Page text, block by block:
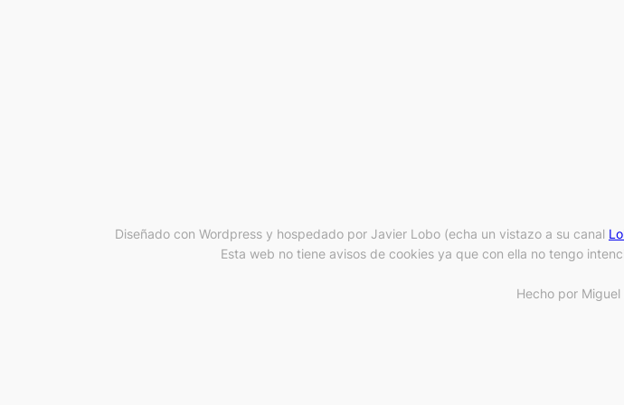
Diseñado con Wordpress y hospedado por Javier Lobo (echa un vistazo a su canal
Esta web no tiene avisos de cookies ya que con ella no tengo
Hecho por